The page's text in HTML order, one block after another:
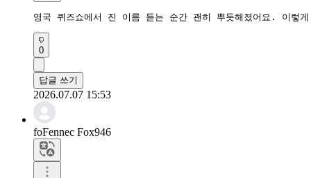
영국 퀴즈쇼에서 진 이름 듣는 순간 괜히 뿌듯해졌어요. 이렇
0
답글 쓰기
2026.07.07 15:53
foFennec Fox946